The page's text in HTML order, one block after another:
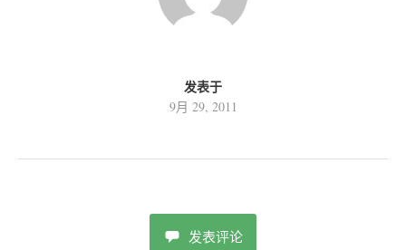
发表于
9月 29, 2011
发表评论